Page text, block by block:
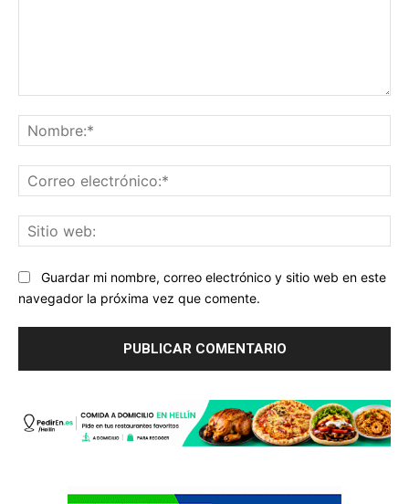
Guardar mi nombre, correo electrónico y sitio web en este
navegador la próxima vez que comente.